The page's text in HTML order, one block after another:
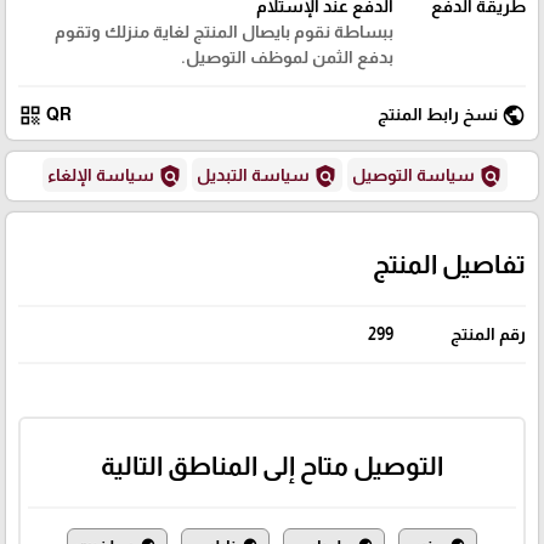
طريقة الدفع
الدفع عند الإستلام
ببساطة نقوم بايصال المنتج لغاية منزلك وتقوم
بدفع الثمن لموظف التوصيل.
public نسخ رابط المنتج QR
qr_code
policy سياسة التوصيل policy سياسة التبديل policy سياسة الإلغاء
تفاصيل المنتج
رقم المنتج 299
التوصيل متاح إلى المناطق التالية